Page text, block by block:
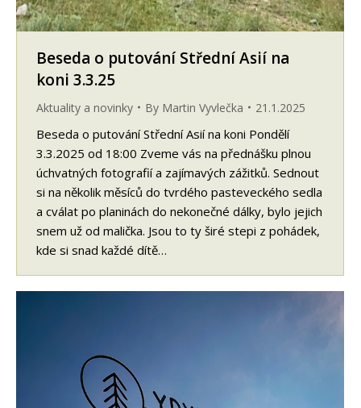
Beseda o putování Střední Asií na
koni 3.3.25
Aktuality a novinky By Martin Vyvlečka 21.1.2025
Beseda o putování Střední Asií na koni Pondělí
3.3.2025 od 18:00 Zveme vás na přednášku plnou
úchvatných fotografií a zajímavých zážitků. Sednout
si na několik měsíců do tvrdého pasteveckého sedla
a cválat po planinách do nekonečné dálky, bylo jejich
snem už od malička. Jsou to ty širé stepi z pohádek,
kde si snad každé dítě…